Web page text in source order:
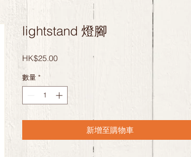
lightstand 燈腳
HK$25.00價
數量 *
新增至購物車